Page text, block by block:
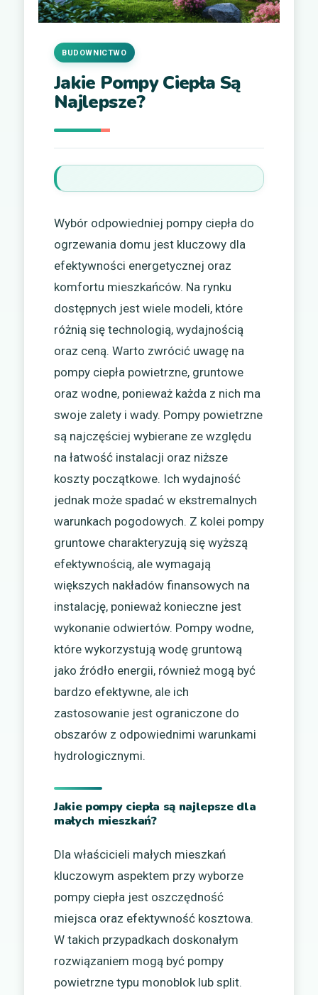
Jakie Pompy Ciepła Są
Najlepsze?
BUDOWNICTWO
Wybór odpowiedniej pompy ciepła do
ogrzewania domu jest kluczowy dla
efektywności energetycznej oraz
komfortu mieszkańców. Na rynku
dostępnych jest wiele modeli, które
różnią się technologią, wydajnością
oraz ceną. Warto zwrócić uwagę na
pompy ciepła powietrzne, gruntowe
oraz wodne, ponieważ każda z nich ma
swoje zalety i wady. Pompy powietrzne
są najczęściej wybierane ze względu
na łatwość instalacji oraz niższe
koszty początkowe. Ich wydajność
jednak może spadać w ekstremalnych
warunkach pogodowych. Z kolei pompy
gruntowe charakteryzują się wyższą
efektywnością, ale wymagają
większych nakładów finansowych na
instalację, ponieważ konieczne jest
wykonanie odwiertów. Pompy wodne,
które wykorzystują wodę gruntową
jako źródło energii, również mogą być
bardzo efektywne, ale ich
zastosowanie jest ograniczone do
obszarów z odpowiednimi warunkami
hydrologicznymi.
Jakie pompy ciepła są najlepsze dla
małych mieszkań?
Dla właścicieli małych mieszkań
kluczowym aspektem przy wyborze
pompy ciepła jest oszczędność
miejsca oraz efektywność kosztowa.
W takich przypadkach doskonałym
rozwiązaniem mogą być pompy
powietrzne typu monoblok lub split.